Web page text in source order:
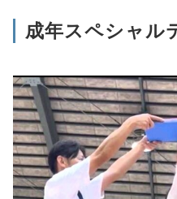
成年スペシャル